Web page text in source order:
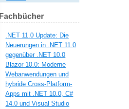
Fachbücher
.NET 11.0 Update: Die
Neuerungen in .NET 11.0
gegenüber .NET 10.0
Blazor 10.0: Moderne
Webanwendungen und
hybride Cross-Platform-
Apps mit .NET 10.0, C#
14.0 und Visual Studio